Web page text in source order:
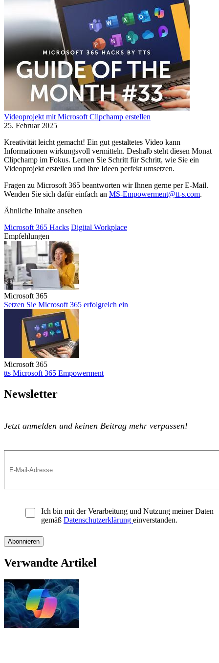
Videoprojekt mit Microsoft Clipchamp erstellen
25. Februar 2025
Kreativität leicht gemacht! Ein gut gestaltetes Video kann
Informationen wirkungsvoll vermitteln. Deshalb steht diesen Monat
Clipchamp im Fokus. Lernen Sie Schritt für Schritt, wie Sie ein
Videoprojekt erstellen und Ihre Ideen perfekt umsetzen.
Fragen zu Microsoft 365 beantworten wir Ihnen gerne per E-Mail.
Wenden Sie sich dafür einfach an MS-Empowerment@tt-s.com.
Ähnliche Inhalte ansehen
Microsoft 365 Hacks Digital Workplace
Empfehlungen
Microsoft 365
Setzen Sie Microsoft 365 erfolgreich ein
Setzen Sie Microsoft 365 erfolgreich ein
Microsoft 365
tts Microsoft 365 Empowerment
Newsletter
Jetzt anmelden und keinen Beitrag mehr verpassen!
Ich bin mit der Verarbeitung und Nutzung meiner Daten
gemäß Datenschutzerklärung einverstanden.
Verwandte Artikel